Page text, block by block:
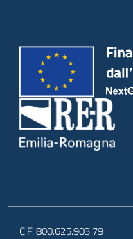
C.F. 800.625.903.79